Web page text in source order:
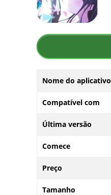
Nome do aplicativo
Compatível com
Última versão
Comece
Preço
Tamanho